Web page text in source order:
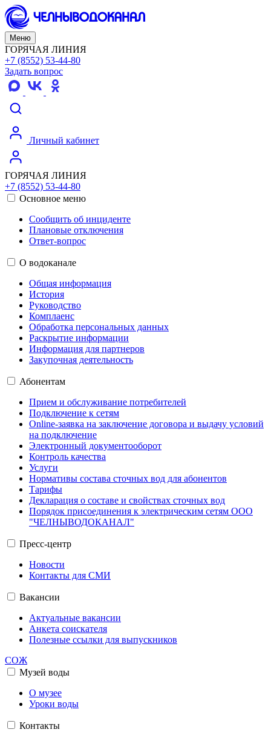
Меню
ГОРЯЧАЯ ЛИНИЯ
+7 (8552) 53-44-80
Задать вопрос
Личный кабинет
ГОРЯЧАЯ ЛИНИЯ
+7 (8552) 53-44-80
Основное меню
Сообщить об инциденте
Плановые отключения
Ответ-вопрос
О водоканале
Общая информация
История
Руководство
Комплаенс
Обработка персональных данных
Раскрытие информации
Информация для партнеров
Закупочная деятельность
Абонентам
Прием и обслуживание потребителей
Подключение к сетям
Online-заявка на заключение договора и выдачу условий
на подключение
Электронный документооборот
Контроль качества
Услуги
Нормативы состава сточных вод для абонентов
Тарифы
Декларация о составе и свойствах сточных вод
Порядок присоединения к электрическим сетям ООО
"ЧЕЛНЫВОДОКАНАЛ"
Пресс-центр
Новости
Контакты для СМИ
Вакансии
Актуальные вакансии
Анкета соискателя
Полезные ссылки для выпускников
СОЖ
Музей воды
О музее
Уроки воды
Контакты